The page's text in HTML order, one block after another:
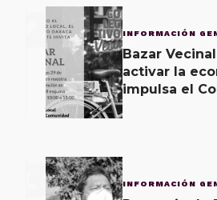
2 INFORMACIÓN
Bazar
activar la
impulsa el
3 INFORMACIÓN